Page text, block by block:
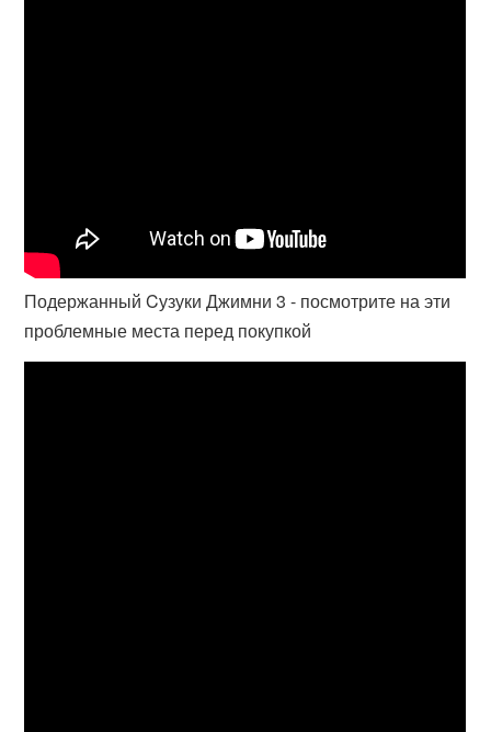
Подержанный Cузуки Джимни 3 - посмотрите на эти
проблемные места перед покупкой